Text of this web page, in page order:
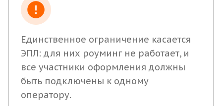
Единственное ограничение касается
ЭПЛ: для них роуминг не работает, и
все участники оформления должны
быть подключены к одному
оператору.